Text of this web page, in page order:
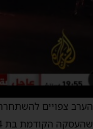
שהעסקה הקודמת בת 4 הפעימות הוארכה ביומיים נוספים.